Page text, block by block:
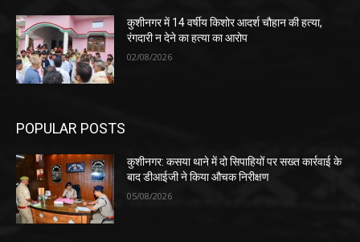
कुशीनगर में 14 वर्षीय किशोर आदर्श चौहान की हत्या,
रंगदारी न देने का हत्या का आरोप
02/08/2026
POPULAR POSTS
कुशीनगर: कसया थाने में दो सिपाहियों पर सख्त कार्रवाई के
बाद डीआईजी ने किया औचक निरीक्षण
05/08/2026